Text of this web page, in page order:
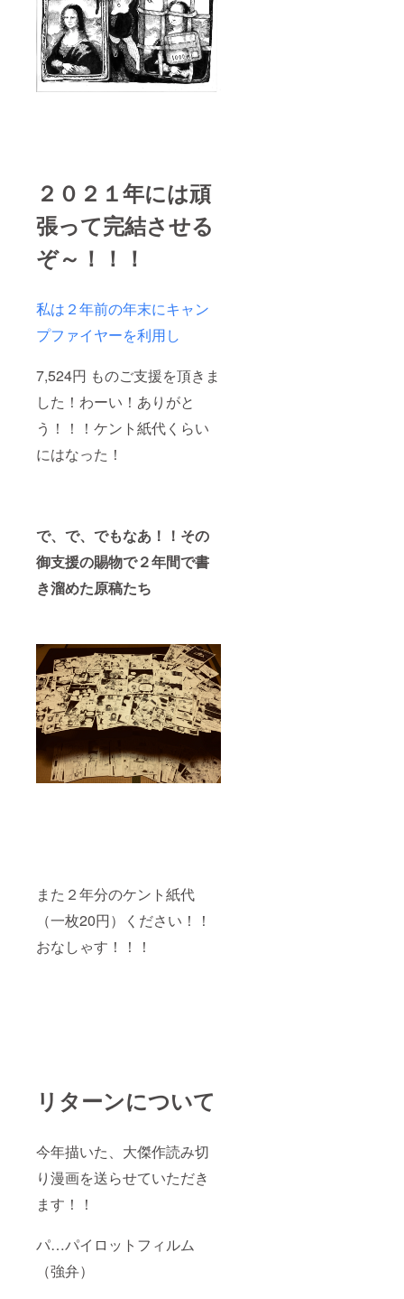
２０２１年には頑
張って完結させる
ぞ～！！！
私は２年前の年末にキャン
プファイヤーを利用し
7,524円 ものご支援を頂きま
した！わーい！ありがと
う！！！ケント紙代くらい
にはなった！
で、で、でもなあ！！その
御支援の賜物で２年間で書
き溜めた原稿たち
また２年分のケント紙代
（一枚20円）ください！！
おなしゃす！！！
リターンについて
今年描いた、大傑作読み切
り漫画を送らせていただき
ます！！
パ…パイロットフィルム
（強弁）